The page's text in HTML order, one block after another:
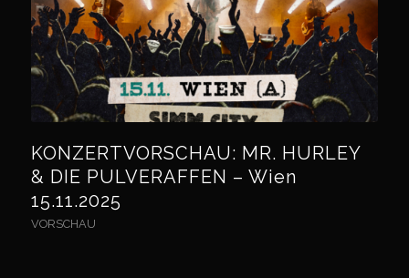
KONZERTVORSCHAU: MR. HURLEY
& DIE PULVERAFFEN – Wien
15.11.2025
VORSCHAU